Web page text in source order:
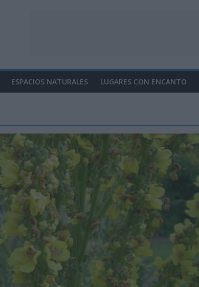
ESPACIOS NATURALES LUGARES CON ENCANTO